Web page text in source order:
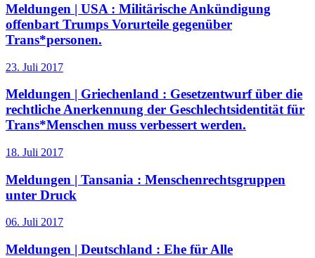
Meldungen | USA : Militärische Ankündigung
offenbart Trumps Vorurteile gegenüber
Trans*personen.
23. Juli 2017
Meldungen | Griechenland : Gesetzentwurf über die
rechtliche Anerkennung der Geschlechtsidentität für
Trans*Menschen muss verbessert werden.
18. Juli 2017
Meldungen | Tansania : Menschenrechtsgruppen
unter Druck
06. Juli 2017
Meldungen | Deutschland : Ehe für Alle